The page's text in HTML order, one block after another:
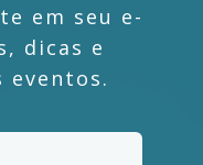
em seu e-
dicas e
eventos.